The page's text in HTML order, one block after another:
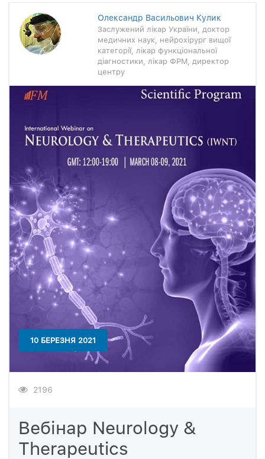
Олександр Васильович Кулик
Заслужений лікар України, доктор
медичних наук, нейрохірург вищої
категорії, лікар функціональної
діагностики, лікар ФРМ, директор
центру
10 БЕРЕЗНЯ 2021
2196
Вебінар Neurology &
Therapeutics